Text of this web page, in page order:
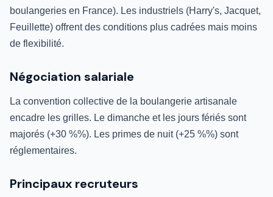
boulangeries en France). Les industriels (Harry's, Jacquet,
Feuillette) offrent des conditions plus cadrées mais moins
de flexibilité.
Négociation salariale
La convention collective de la boulangerie artisanale
encadre les grilles. Le dimanche et les jours fériés sont
majorés (+30 %%). Les primes de nuit (+25 %%) sont
réglementaires.
Principaux recruteurs